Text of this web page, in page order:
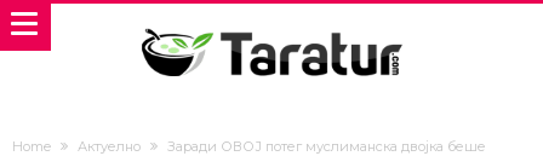
Home Актуелно
Заради ОВОЈ потег муслиманска двојка беше